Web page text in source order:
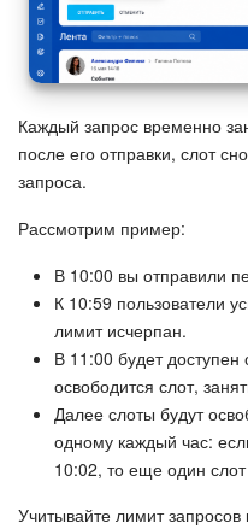
Календарь
Диск
База знаний
Сайты
Складской учет
Почта
CRM
Онлайн-запись
Каждый запрос временно
после его отправки, слот
запроса.
Рассмотрим пример:
В 10:00 вы отправили
К 10:59 пользователи
лимит исчерпан.
В 11:00 будет доступен
освободится слот,
Далее слоты будут
одному каждый час:
10:02, то еще один
Учитывайте лимит